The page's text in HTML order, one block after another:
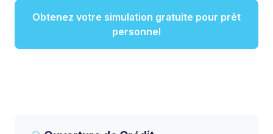
Obtenez votre simulation gratuite pour prêt
personnel